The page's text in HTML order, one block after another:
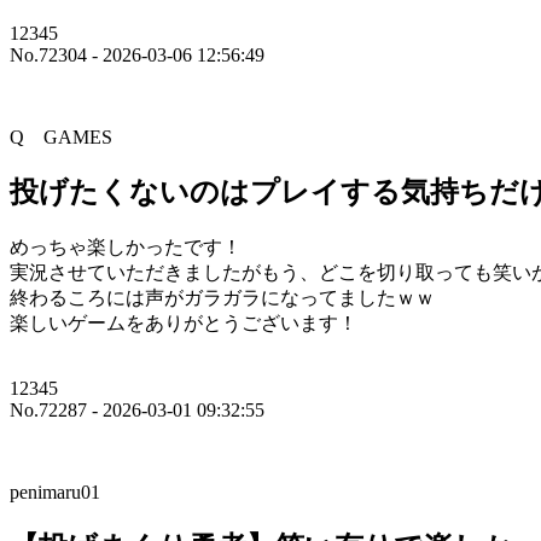
12345
No.72304 - 2026-03-06 12:56:49
Q GAMES
投げたくないのはプレイする気持ちだ
めっちゃ楽しかったです！
実況させていただきましたがもう、どこを切り取っても笑い
終わるころには声がガラガラになってましたｗｗ
楽しいゲームをありがとうございます！
12345
No.72287 - 2026-03-01 09:32:55
penimaru01